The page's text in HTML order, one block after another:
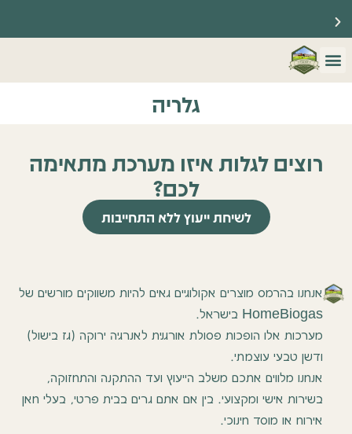
☀️ ברוכים הבאים לאתר שלנו ☀️ 🔥 משווקים רשמיים של HomeBiogas 🔥
גלריה
רוצים לגלות איזו מערכת מתאימה
לכם?
לשיחת ייעוץ ללא התחייבות
אנחנו בהרמס מוצרים אקולוגיים גאים להיות משווקים מורשים של
HomeBiogas בישראל.
מערכות אלו הופכות פסולת אורגנית לאנרגיה ירוקה (גז בישול)
ודשן טבעי עוצמתי.
אנחנו מלווים אתכם משלב הייעוץ ועד ההתקנה והתחזוקה,
בשירות אישי ומקצועי. בין אם אתם גרים בבית פרטי, בעלי חאן
אירוח או מוסד חינוכי.